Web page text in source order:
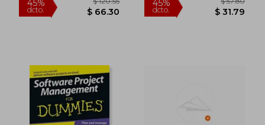
Alemán)